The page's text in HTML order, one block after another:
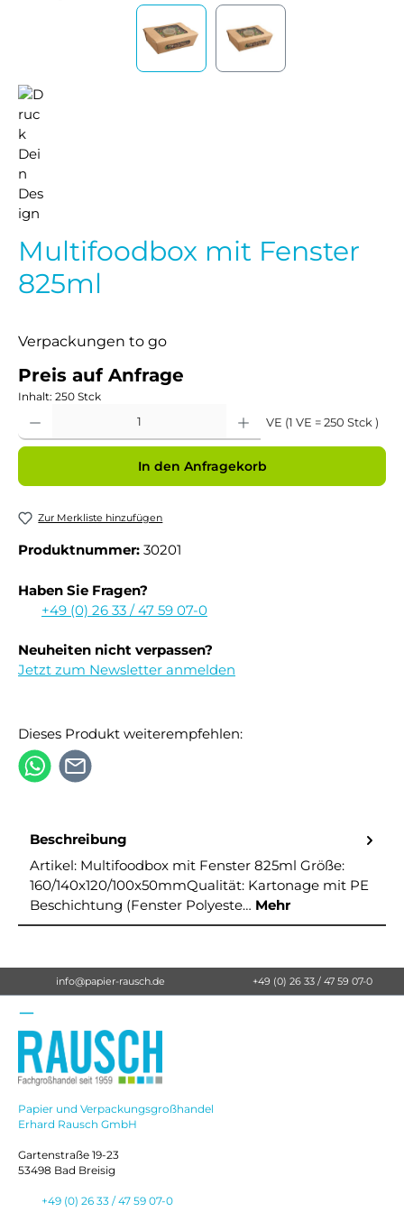
Multifoodbox mit Fenster
825ml
Verpackungen to go
Preis auf Anfrage
Inhalt: 250 Stck
VE (1 VE = 250 Stck )
In den Anfragekorb
Zur Merkliste hinzufügen
Produktnummer: 30201
Haben Sie Fragen?
+49 (0) 26 33 / 47 59 07-0
Neuheiten nicht verpassen?
Jetzt zum Newsletter anmelden
Dieses Produkt weiterempfehlen:
Beschreibung
Artikel: Multifoodbox mit Fenster 825ml Größe:
160/140x120/100x50mmQualität: Kartonage mit PE
Beschichtung (Fenster Polyeste… Mehr
info@papier-rausch.de +49 (0) 26 33 / 47 59 07-0
Papier und Verpackungsgroßhandel
Erhard Rausch GmbH
Gartenstraße 19-23
53498 Bad Breisig
+49 (0) 26 33 / 47 59 07-0